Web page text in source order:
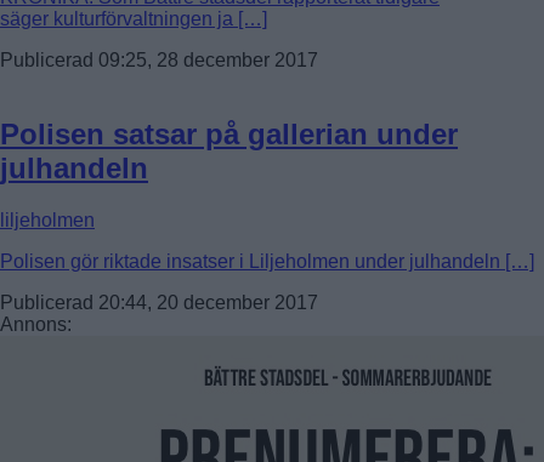
säger kulturförvaltningen ja […]
Publicerad 09:25, 28 december 2017
Polisen satsar på gallerian under
julhandeln
liljeholmen
Polisen gör riktade insatser i Liljeholmen under julhandeln […]
Publicerad 20:44, 20 december 2017
Annons: